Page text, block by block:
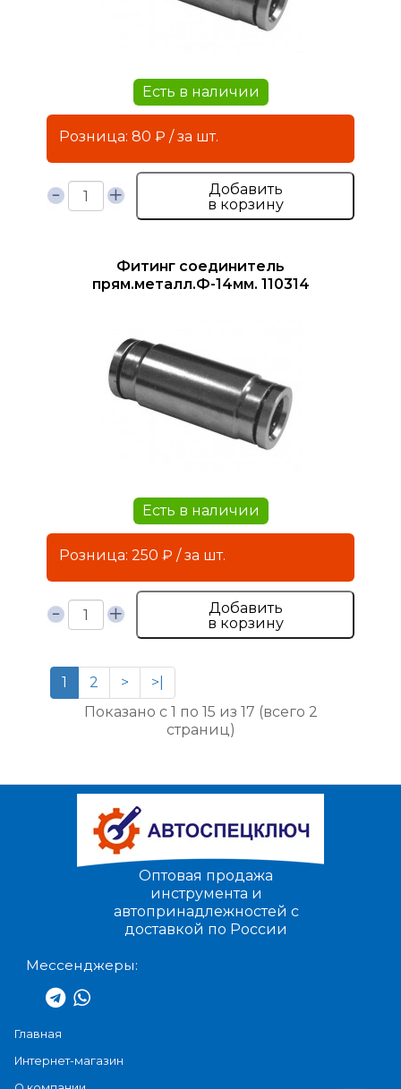
Есть в наличии
Розница: 80 ₽ / за шт.
Добавить
в корзину
Фитинг соединитель
прям.металл.Ф-14мм. 110314
Есть в наличии
Розница: 250 ₽ / за шт.
Добавить
в корзину
1 2 >
>|
Показано с 1 по 15 из 17 (всего 2
страниц)
Оптовая продажа
инструмента и
автопринадлежностей с
доставкой по России
Мессенджеры:
Главная
Интернет-магазин